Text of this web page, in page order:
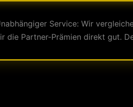
Service: Wir
die Partner-Prämien direkt gut.